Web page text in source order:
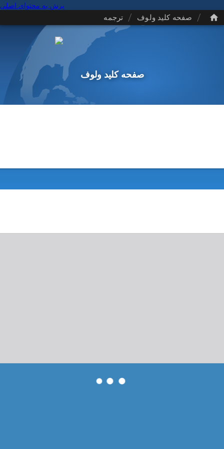
پرش به محتوای اصلی
/ صفحه کلید ولوف / ترجمه
صفحه کلید ولوف